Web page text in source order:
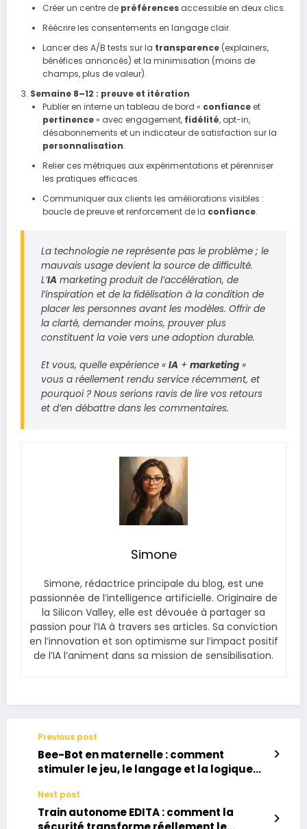
Créer un centre de préférencesaccessible en deux clics.
Réécrire les consentements en langage clair.
Lancer des A/B tests sur la transparence(explainers,
bénéfices annoncés) et la minimisation (moins de
champs, plus de valeur).
Semaine 8–12 : preuve et itération
Publier en interne un tableau de bord « confianceet
pertinence» avec engagement, fidélité, opt-in,
désabonnements et un indicateur de satisfaction sur la
personnalisation.
Relier ces métriques aux expérimentations et pérenniser
les pratiques efficaces.
Communiquer aux clients les améliorations visibles :
boucle de preuve et renforcement de la confiance.
La technologie ne représente pas le problème ; le
mauvais usage devient la source de difficulté.
L’IA marketing produit de l’accélération, de
l’inspiration et de la fidélisation à la condition de
placer les personnes avant les modèles. Offrir de
la clarté, demander moins, prouver plus
constituent la voie vers une adoption durable.
Et vous, quelle expérience « IA + marketing »
vous a réellement rendu service récemment, et
pourquoi ? Nous serions ravis de lire vos retours
et d’en débattre dans les commentaires.
Simone
Simone, rédactrice principale du blog, est une
passionnée de l’intelligence artificielle. Originaire de
la Silicon Valley, elle est dévouée à partager sa
passion pour l’IA à travers ses articles. Sa conviction
en l’innovation et son optimisme sur l’impact positif
de l’IA l’animent dans sa mission de sensibilisation.
Previous post
Bee-Bot en maternelle : comment
stimuler le jeu, le langage et la logique
Next post
Train autonome EDITA : comment la